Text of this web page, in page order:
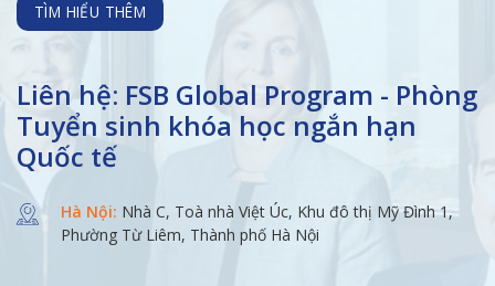
TÌM HIỂU THÊM
Liên hệ: FSB Global Program - Phòng
Tuyển sinh khóa học ngắn hạn
Quốc tế
Hà Nội: Nhà C, Toà nhà Việt Úc, Khu đô thị Mỹ Đình 1,
Phường Từ Liêm, Thành phố Hà Nội